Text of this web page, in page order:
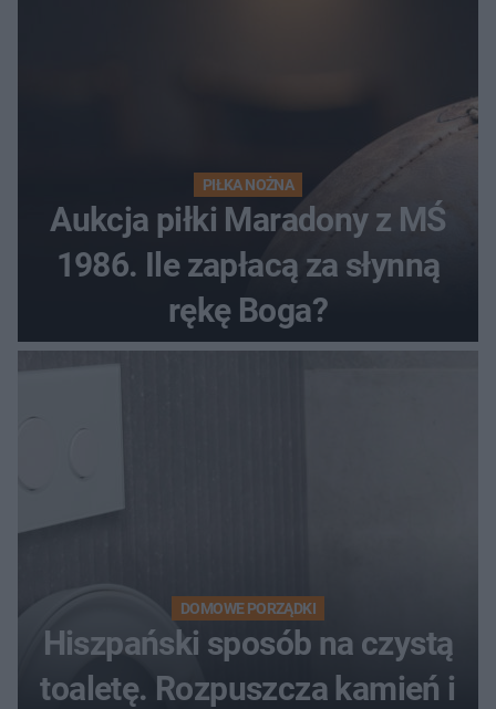
PIŁKA NOŻNA
Aukcja piłki Maradony z MŚ
1986. Ile zapłacą za słynną
rękę Boga?
DOMOWE PORZĄDKI
Hiszpański sposób na czystą
toaletę. Rozpuszcza kamień i